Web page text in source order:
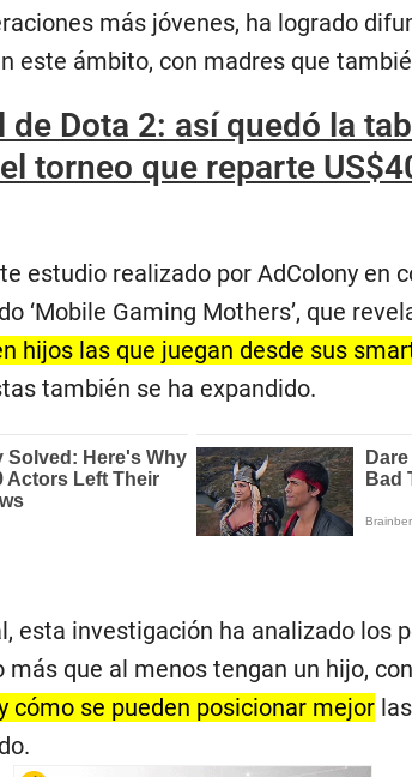
más jóvenes, ha logrado
este ámbito, con madres que
de Dota 2: así quedó la
torneo que reparte
estudio realizado por AdColony en
‘Mobile Gaming Mothers’, que
hijos las que juegan desde sus
también se ha expandido.
esta investigación ha analizado los
más que al menos tengan un hijo,
cómo se pueden posicionar mejorlas